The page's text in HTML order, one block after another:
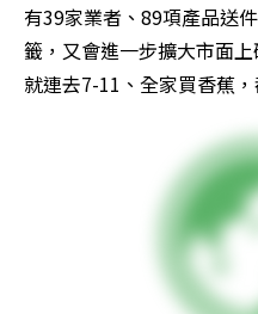
有39家業者、89項產品送
籤，又會進一步擴大市面
就連去7-11、全家買香蕉